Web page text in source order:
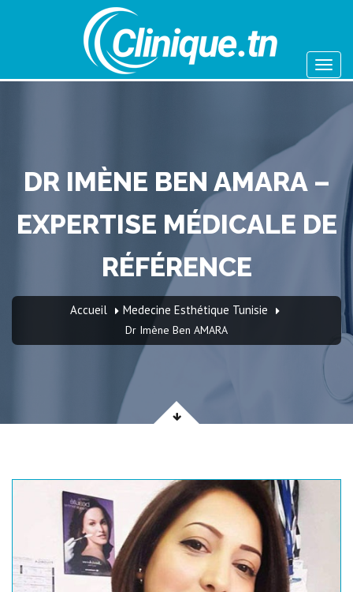
DR IMÈNE BEN AMARA –
EXPERTISE MÉDICALE DE
RÉFÉRENCE
Accueil Medecine Esthétique Tunisie
Dr Imène Ben AMARA